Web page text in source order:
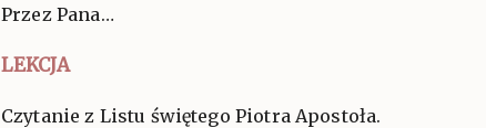
Przez Pana…
LEKCJA
Czytanie z Listu świętego Piotra Apostoła.